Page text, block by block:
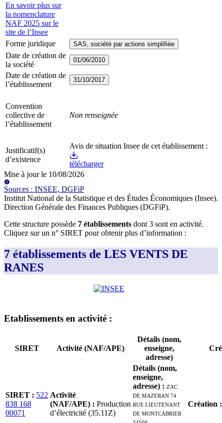
En savoir plus sur
la nomenclature
NAF 2025 sur le
site de l’Insee
Forme juridique SAS, société par actions simplifiée
Date de création de
la société
01/06/2010
Date de création de
l’établissement
31/10/2017
Convention
collective de
l’établissement
Non renseignée
Justificatif(s)
d’existence
Avis de situation Insee de cet établissement :
télécharger
Mise à jour le 10/08/2026
Sources : INSEE, DGFiP
Institut National de la Statistique et des Études Économiques (Insee).
Direction Générale des Finances Publiques (DGFiP).
Cette structure possède 7 établissements dont 3 sont en activité.
Cliquez sur un n° SIRET pour obtenir plus d’information :
7 établissements de LES VENTS DE
RANES
Etablissements en activité :
SIRET Activité (NAF/APE)
Détails (nom,
enseigne,
adresse)
SIRET : 522
838 168
00071
Activité
(NAF/APE) : Production
d’électricité (35.11Z)
Détails (nom,
enseigne,
adresse) : ZAC
DE MAZERAN 74
RUE LIEUTENANT
DE MONTCABRIER
Création